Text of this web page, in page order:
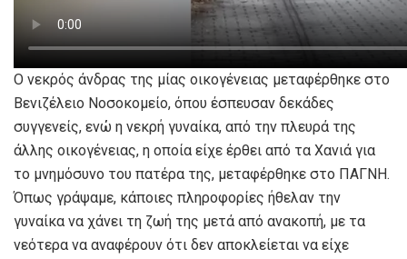
Ο νεκρός άνδρας της μίας οικογένειας μεταφέρθηκε στο
Βενιζέλειο Νοσοκομείο, όπου έσπευσαν δεκάδες
συγγενείς, ενώ η νεκρή γυναίκα, από την πλευρά της
άλλης οικογένειας, η οποία είχε έρθει από τα Χανιά για
το μνημόσυνο του πατέρα της, μεταφέρθηκε στο ΠΑΓΝΗ.
Όπως γράψαμε, κάποιες πληροφορίες ήθελαν την
γυναίκα να χάνει τη ζωή της μετά από ανακοπή, με τα
νεότερα να αναφέρουν ότι δεν αποκλείεται να είχε